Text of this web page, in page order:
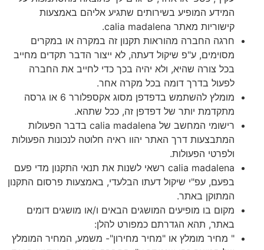
המידע המופיע בשירותים שתגיע אליהם באמצעות
קישוריות מאתר calia madalena.
חרגה החברה מהוראות תקנון זה במקרה או במקרים
מסוימים, ע"פ שיקול דעתה, לא ייצור הדבר תקדים מחייב
בכל צורה שהיא, ולא יהיה בכך כדי לחייב את החברה
לפעול בדרך דומה בכל מקרה אחר.
מומלץ להשתמש בדפדפן מסוג אקספלורר 6 או גרסה
מתקדמת יותר של דפדפן זה, ככל שתהא.
רישומי המחשב של calia madalena בדבר הפעולות
המתבצעות דרך האתר יהוו ראיה חלוטה לנכונות הפעולות
ולפרטי הפעולות.
calia madalena רשאי לשנות את תנאי התקנון מדי פעם
בפעם, עפ"י שיקול דעתו הבלעדי, באמצעות פרסום התקנון
המתוקן באתר.
מקום בו מופיעים המושגים הבאים ו/או מושגים דומים
באתר, תהא הגדרתם כמפורט להלן:
" מחיר מומלץ או "מחיר מחירון"- משמע, המחיר המומלץ